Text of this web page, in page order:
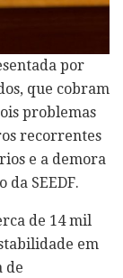
por
que cobram
problemas
recorrentes
e a demora
da SEEDF.
de 14 mil
em
de